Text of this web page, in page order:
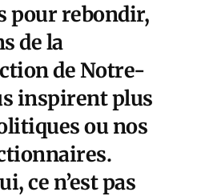
pour rebondir,
de la
de Notre-
inspirent plus
ou nos
ce n’est pas